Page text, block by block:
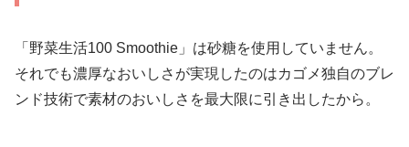
「野菜生活100 Smoothie」は砂糖を使用していません。
それでも濃厚なおいしさが実現したのはカゴメ独自のブレ
ンド技術で素材のおいしさを最大限に引き出したから。